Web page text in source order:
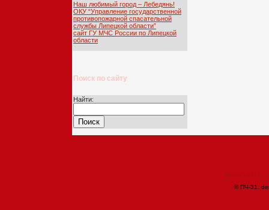
Наш любимый город – Лебедянь!
ОКУ “Управление государственной
противопожарной спасательной
службы Липецкой области”
сайт ГУ МЧС России по Липецкой
области
Поиск по сайту
Найти:
Карта сайта
© ПЧ-31.